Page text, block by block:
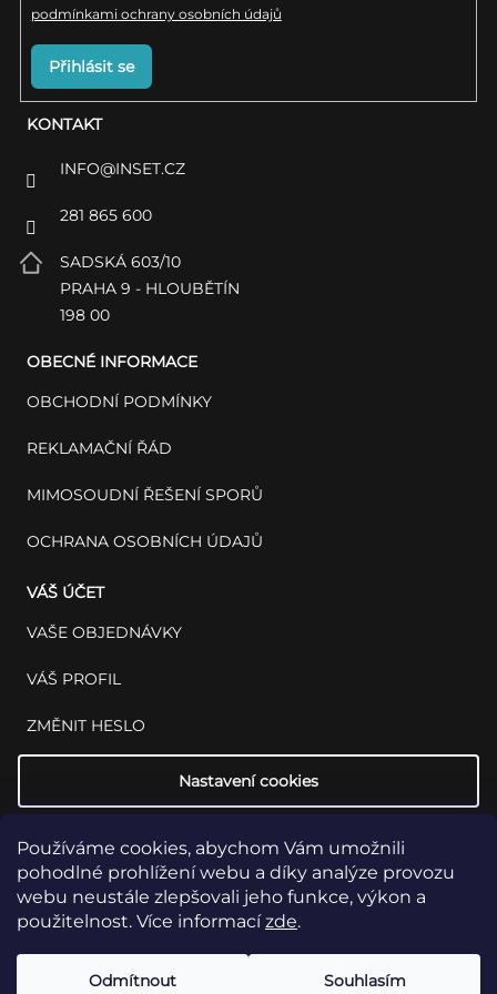
Používáme cookies, abychom Vám umožnili
pohodlné prohlížení webu a díky analýze provozu
webu neustále zlepšovali jeho funkce, výkon a
použitelnost. Více informacízde.
Odmítnout Souhlasím
KONTAKT
INFO@INSET.CZ
281 865 600
SADSKÁ 603/10
PRAHA 9 - HLOUBĚTÍN
198 00
OBECNÉ INFORMACE
OBCHODNÍ PODMÍNKY
REKLAMAČNÍ ŘÁD
MIMOSOUDNÍ ŘEŠENÍ SPORŮ
OCHRANA OSOBNÍCH ÚDAJŮ
VÁŠ ÚČET
VAŠE OBJEDNÁVKY
VÁŠ PROFIL
ZMĚNIT HESLO
Nastavení cookies
podmínkami ochrany osobních údajů
Přihlásit se
Copyright 2026INSET: Med & Lab Všechna práva vyhrazena.